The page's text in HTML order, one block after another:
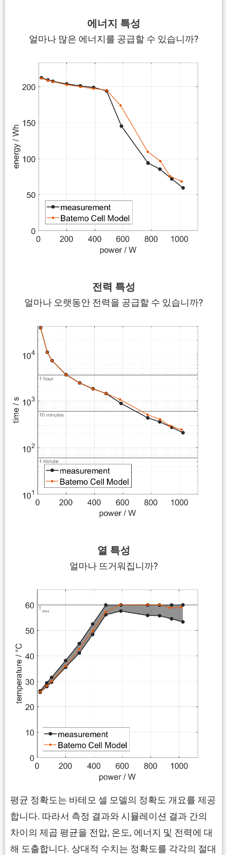
에너지 특성
얼마나 많은 에너지를 공급할 수 있습니까?
전력 특성
얼마나 오랫동안 전력을 공급할 수 있습니까?
열 특성
얼마나 뜨거워집니까?
평균 정확도는 바테모 셀 모델의 정확도 개요를 제공
합니다. 따라서 측정 결과와 시뮬레이션 결과 간의
차이의 제곱 평균을 전압, 온도, 에너지 및 전력에 대
해 도출합니다. 상대적 수치는 정확도를 각각의 절대